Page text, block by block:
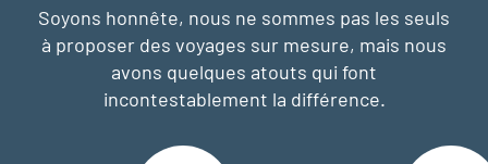
Soyons honnête, nous ne sommes pas les seuls
à proposer des voyages sur mesure, mais nous
avons quelques atouts qui font
incontestablement la différence.